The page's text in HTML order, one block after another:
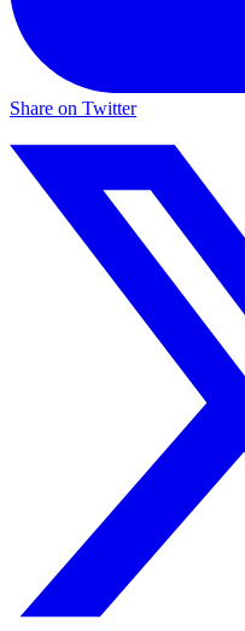
Share on Twitter